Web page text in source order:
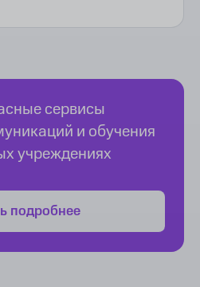
сервисы
и обучения
учреждениях
подробнее